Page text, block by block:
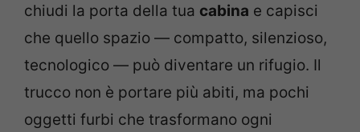
chiudi la porta della tua cabina e capisci
che quello spazio — compatto, silenzioso,
tecnologico — può diventare un rifugio. Il
trucco non è portare più abiti, ma pochi
oggetti furbi che trasformano ogni